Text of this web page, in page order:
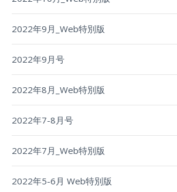
2022年9月_Web特別版
2022年9月号
2022年8月_Web特別版
2022年7-8月号
2022年7月_Web特別版
2022年5-6月 Web特別版